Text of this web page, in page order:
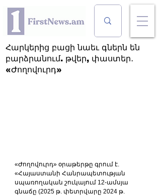
Հարկերից բացի նաեւ գներն են
բարձրանում. թվեր, փաստեր․
«Ժողովուրդ»
«Ժողովուրդ» օրաթերթը գրում է.
«Հայաստանի Հանրապետության
սպառողական շուկայում 12-ամսյա
գնաճը (2025 թ. փետրվարը 2024 թ.